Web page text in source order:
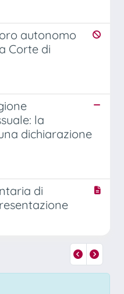
autonomo
Corte di
la
dichiarazione
di